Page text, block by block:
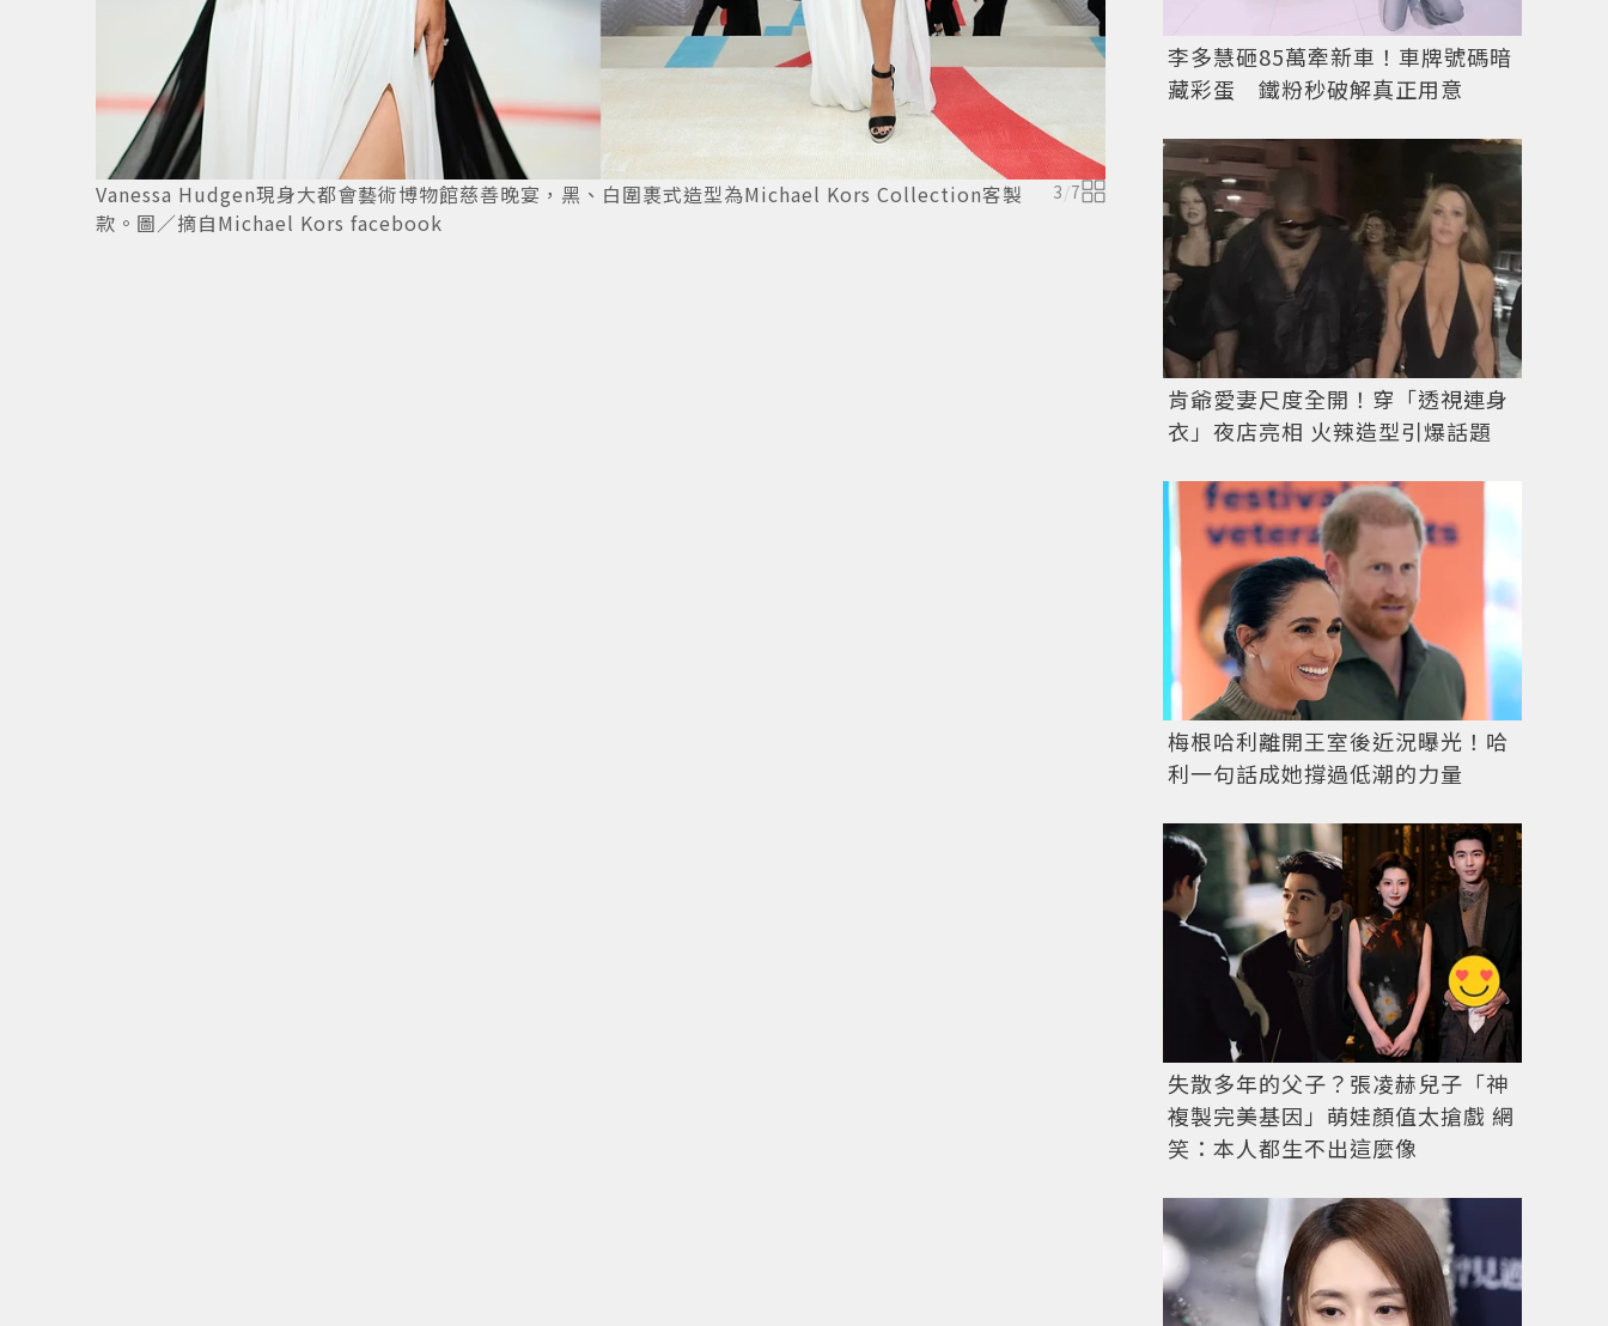
Vanessa Hudgen現身大都會藝術博物館慈善晚宴，黑、白圍裹式造型為Michael Kors Collection客製
款。圖／摘自Michael Kors facebook
3/7 超模劉雯穿Tory Bruch抹胸式禮服，出席大都會藝
李多慧砸85萬牽新車！車牌號碼暗
藏彩蛋 鐵粉秒破解真正用意
肯爺愛妻尺度全開！穿「透視連身
衣」夜店亮相 火辣造型引爆話題
梅根哈利離開王室後近況曝光！哈
利一句話成她撐過低潮的力量
失散多年的父子？張凌赫兒子「神
複製完美基因」萌娃顏值太搶戲 網
笑：本人都生不出這麼像